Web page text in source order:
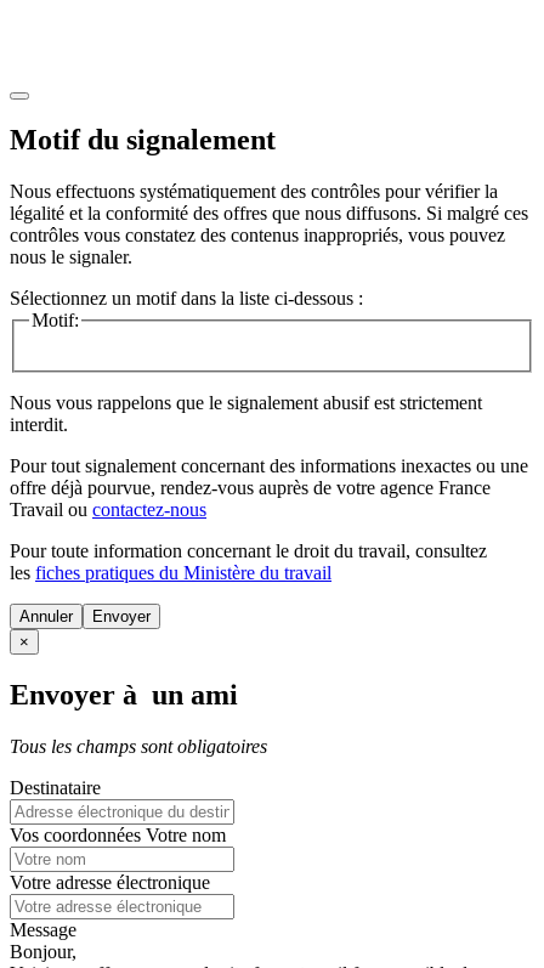
Motif du signalement
Nous effectuons systématiquement des contrôles pour vérifier la
légalité et la conformité des offres que nous diffusons. Si malgré ces
contrôles vous constatez des contenus inappropriés, vous pouvez
nous le signaler.
Sélectionnez un motif dans la liste ci-dessous :
Motif:
Nous vous rappelons que le signalement abusif est strictement
interdit.
Pour tout signalement concernant des informations inexactes ou une
offre déjà pourvue, rendez-vous auprès de votre agence France
Travail ou contactez-nous
Pour toute information concernant le droit du travail, consultez
les fiches pratiques du Ministère du travail
Annuler
×
Envoyer à un ami
Tous les champs sont obligatoires
Destinataire
Vos coordonnées Votre nom
Votre adresse électronique
Message
Bonjour,